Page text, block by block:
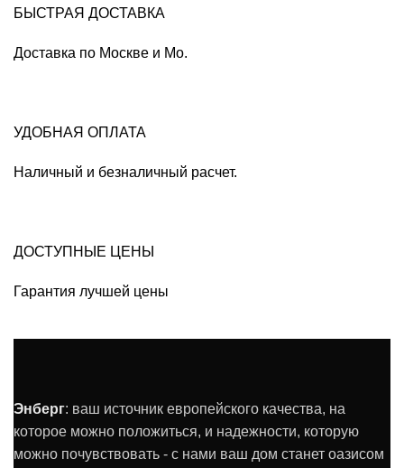
БЫСТРАЯ ДОСТАВКА
Доставка по Москве и Мо.
УДОБНАЯ ОПЛАТА
Наличный и безналичный расчет.
ДОСТУПНЫЕ ЦЕНЫ
Гарантия лучшей цены
Энберг: ваш источник европейского качества, на
которое можно положиться, и надежности, которую
можно почувствовать - с нами ваш дом станет оазисом